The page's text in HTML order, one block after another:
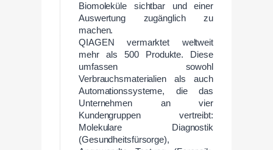
Biomoleküle sichtbar und einer
Auswertung zugänglich zu
machen.
QIAGEN vermarktet weltweit
mehr als 500 Produkte. Diese
umfassen sowohl
Verbrauchsmaterialien als auch
Automationssysteme, die das
Unternehmen an vier
Kundengruppen vertreibt:
Molekulare Diagnostik
(Gesundheitsfürsorge),